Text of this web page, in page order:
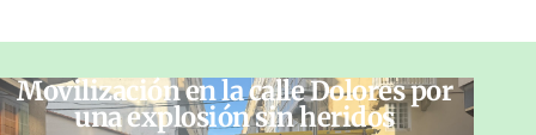
Movilización en la calle Dolores por
una explosión sin heridos